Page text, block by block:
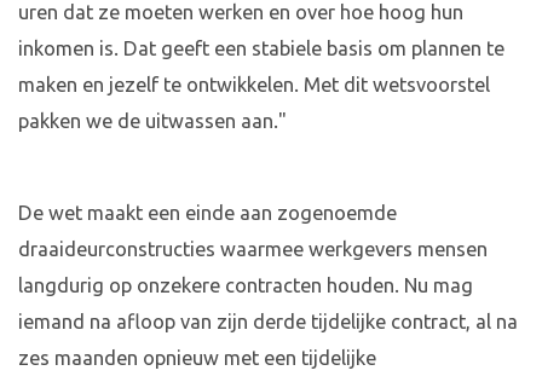
uren dat ze moeten werken en over hoe hoog hun
inkomen is. Dat geeft een stabiele basis om plannen te
maken en jezelf te ontwikkelen. Met dit wetsvoorstel
pakken we de uitwassen aan."
De wet maakt een einde aan zogenoemde
draaideurconstructies waarmee werkgevers mensen
langdurig op onzekere contracten houden. Nu mag
iemand na afloop van zijn derde tijdelijke contract, al na
zes maanden opnieuw met een tijdelijke